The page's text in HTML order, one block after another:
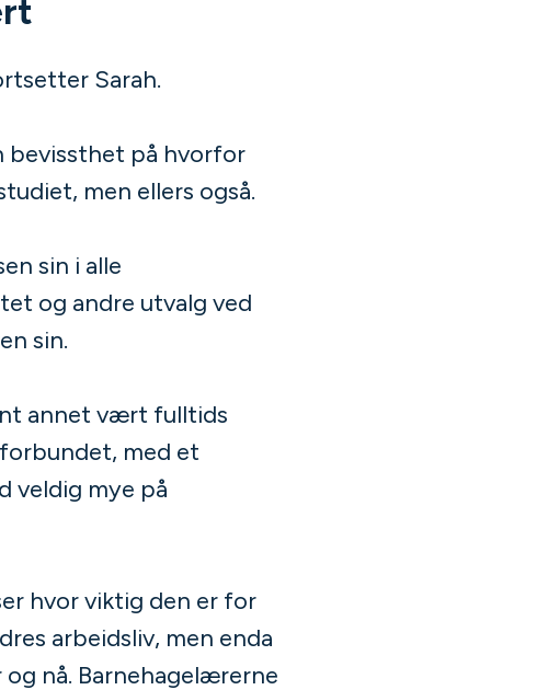
Sarah.
bevissthet på hvorfor
men ellers også.
sin i alle
og andre utvalg ved
sin.
annet vært fulltids
med et
veldig mye på
hvor viktig den er for
arbeidsliv, men enda
nå. Barnehagelærerne